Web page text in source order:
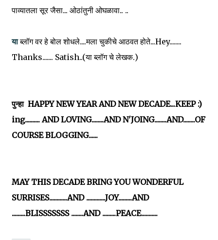
पाव्यातला सूर जैसा... ओठांतुनी ओघळावा.. ..
याब्लॉग वर हे बोल शोधले....मला चुकीचे आठवत होते...Hey........
Thanks....... Satish..(या ब्लॉग चे लेखक.)
पुन्हा HAPPY NEW YEAR AND NEW DECADE...KEEP :)
ing.......... AND LOVING........AND N'JOING........AND........OF
COURSE BLOGGING......
MAY THIS DECADE BRING YOU WONDERFUL
SURRISES............AND .............JOY.........AND
.........BLISSSSSSS ........AND .........PEACE...........